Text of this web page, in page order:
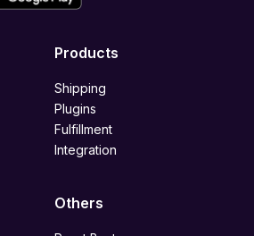
Products
Shipping
Plugins
Fulfillment
Integration
Others